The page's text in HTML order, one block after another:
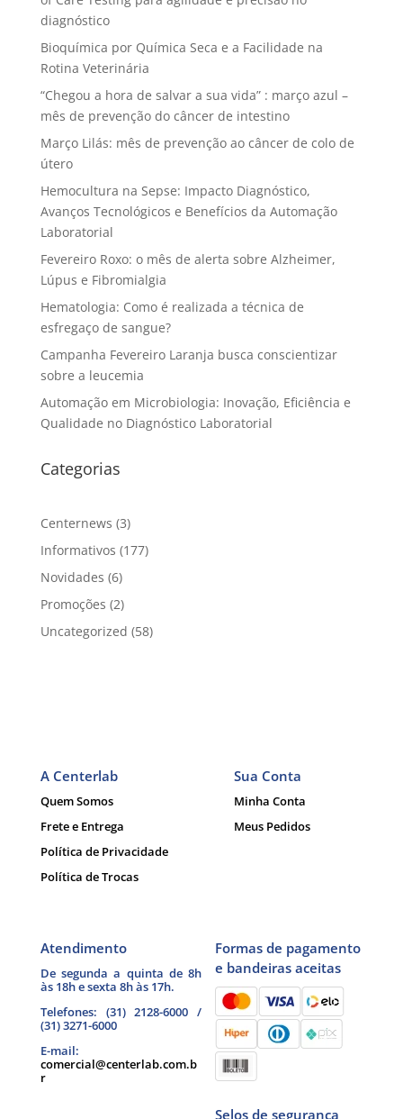
diagnóstico
Bioquímica por Química Seca e a Facilidade na
Rotina Veterinária
“Chegou a hora de salvar a sua vida” : março azul –
mês de prevenção do câncer de intestino
Março Lilás: mês de prevenção ao câncer de colo de
útero
Hemocultura na Sepse: Impacto Diagnóstico,
Avanços Tecnológicos e Benefícios da Automação
Laboratorial
Fevereiro Roxo: o mês de alerta sobre Alzheimer,
Lúpus e Fibromialgia
Hematologia: Como é realizada a técnica de
esfregaço de sangue?
Campanha Fevereiro Laranja busca conscientizar
sobre a leucemia
Automação em Microbiologia: Inovação, Eficiência e
Qualidade no Diagnóstico Laboratorial
Categorias
Centernews (3)
Informativos (177)
Novidades (6)
Promoções (2)
Uncategorized (58)
A Centerlab
Quem Somos
Frete e Entrega
Política de Privacidade
Política de Trocas
Sua Conta
Minha Conta
Meus Pedidos
Atendimento
De segunda a quinta de 8h
às 18h e sexta 8h às 17h.
Telefones: (31) 2128-6000 /
(31) 3271-6000
E-mail:
comercial@centerlab.com.b
r
Formas de pagamento
e bandeiras aceitas
Selos de segurança